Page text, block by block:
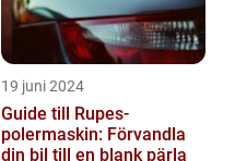
19 juni 2024
Guide till Rupes-
polermaskin: Förvandla
din bil till en blank pärla